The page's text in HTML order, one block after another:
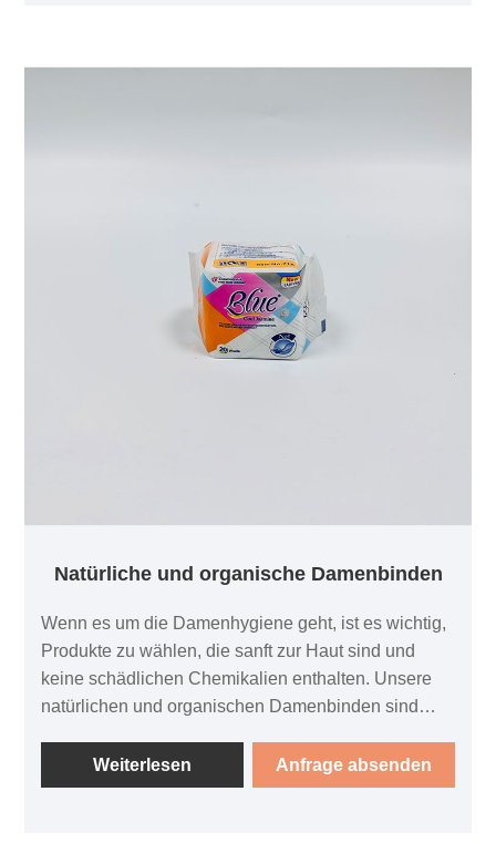
Auswirkungen auf die Umwelt hat. Im Gegensatz zu
Natürliche und organische Damenbinden
Wenn es um die Damenhygiene geht, ist es wichtig,
Produkte zu wählen, die sanft zur Haut sind und
keine schädlichen Chemikalien enthalten. Unsere
natürlichen und organischen Damenbinden sind
aus nachwachsenden Rohstoffen hergestellt und
sind vollständig biologisch abbaubar, wodurch
Weiterlesen Anfrage absenden